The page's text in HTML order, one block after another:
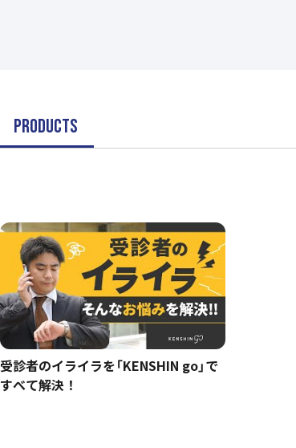
PRODUCTS
受診者のイライラを「KENSHIN go」で
すべて解決！